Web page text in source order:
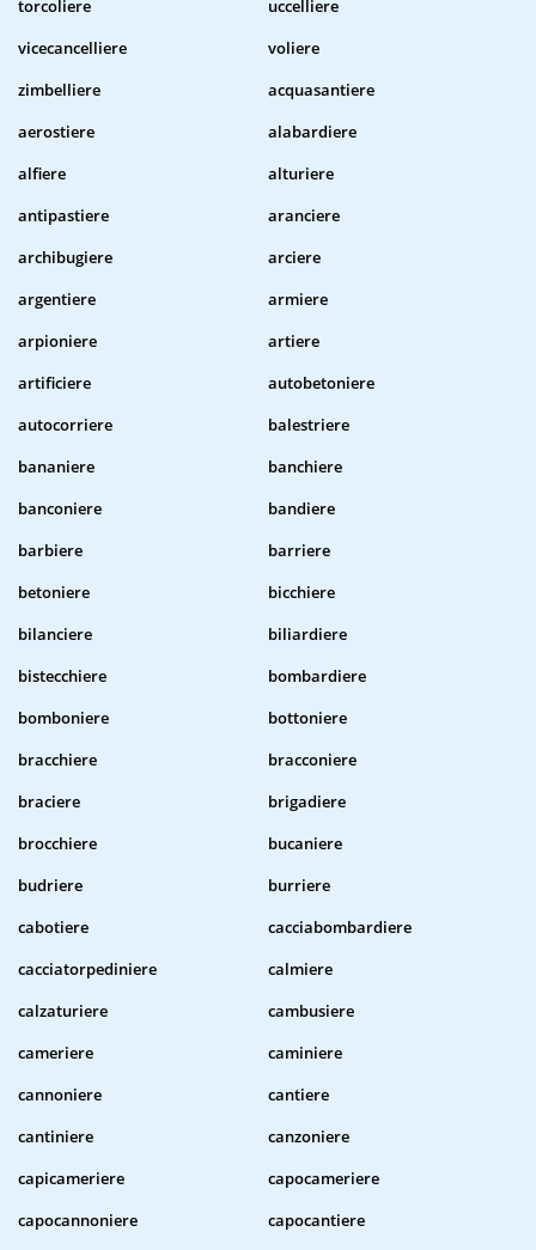
torcoliere
uccelliere
vicecancelliere
voliere
zimbelliere
acquasantiere
aerostiere
alabardiere
alfiere
alturiere
antipastiere
aranciere
archibugiere
arciere
argentiere
armiere
arpioniere
artiere
artificiere
autobetoniere
autocorriere
balestriere
bananiere
banchiere
banconiere
bandiere
barbiere
barriere
betoniere
bicchiere
bilanciere
biliardiere
bistecchiere
bombardiere
bomboniere
bottoniere
bracchiere
bracconiere
braciere
brigadiere
brocchiere
bucaniere
budriere
burriere
cabotiere
cacciabombardiere
cacciatorpediniere
calmiere
calzaturiere
cambusiere
cameriere
caminiere
cannoniere
cantiere
cantiniere
canzoniere
capicameriere
capocameriere
capocannoniere
capocantiere